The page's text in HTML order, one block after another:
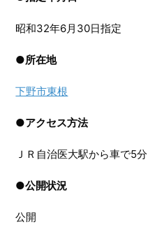
昭和32年6月30日指定
●所在地
下野市東根
●アクセス方法
ＪＲ自治医大駅から車で5分
●公開状況
公開